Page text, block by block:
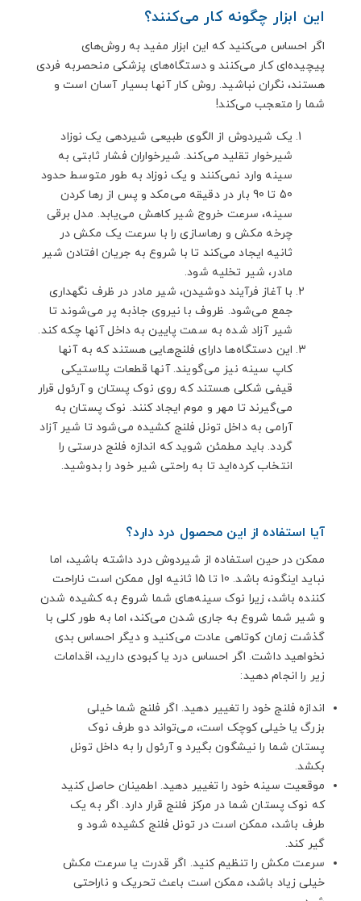
این ابزار چگونه کار می‌کنند؟
اگر احساس می‌کنید که این ابزار مفید به روش‌های
پیچیده‌ای کار می‌کنند و دستگاه‌های پزشکی منحصربه فردی
هستند، نگران نباشید. روش کار آنها بسیار آسان است و
شما را متعجب می‌کند!
یک شیردوش از الگوی طبیعی شیردهی یک نوزاد
شیرخوار تقلید می‌کند. شیرخواران فشار ثابتی به
سینه وارد نمی‌کنند و یک نوزاد به طور متوسط حدود
50 تا 90 بار در دقیقه می‌مکد و پس از رها کردن
سینه، سرعت خروج شیر کاهش می‌یابد. مدل برقی
چرخه مکش و رهاسازی را با سرعت یک مکش در
ثانیه ایجاد می‌کند تا با شروع به جریان افتادن شیر
مادر، شیر تخلیه شود.
با آغاز فرآیند دوشیدن، شیر مادر در ظرف نگهداری
جمع می‌شود. ظروف با نیروی جاذبه پر می‌شوند تا
شیر آزاد شده به سمت پایین به داخل آنها چکه کند.
این دستگاه‌ها دارای فلنج‌هایی هستند که به آنها
کاپ سینه نیز می‌گویند. آنها قطعات پلاستیکی
قیفی شکلی هستند که روی نوک پستان و آرئول قرار
می‌گیرند تا مهر و موم ایجاد کنند. نوک پستان به
آرامی به داخل تونل فلنج کشیده می‌شود تا شیر آزاد
گردد. باید مطمئن شوید که اندازه فلنج درستی را
انتخاب کرده‌اید تا به راحتی شیر خود را بدوشید.
آیا استفاده از این محصول درد دارد؟
ممکن در حین استفاده از شیردوش درد داشته باشید، اما
نباید اینگونه باشد. 10 تا 15 ثانیه اول ممکن است ناراحت
کننده باشد، زیرا نوک سینه‌های شما شروع به کشیده شدن
و شیر شما شروع به جاری شدن می‌کند، اما به طور کلی با
گذشت زمان کوتاهی عادت می‌کنید و دیگر احساس بدی
نخواهید داشت. اگر احساس درد یا کبودی دارید، اقدامات
زیر را انجام دهید:
اندازه فلنج خود را تغییر دهید. اگر فلنج شما خیلی
بزرگ یا خیلی کوچک است، می‌تواند دو طرف نوک
پستان شما را نیشگون بگیرد و آرئول را به داخل تونل
بکشد.
موقعیت سینه خود را تغییر دهید. اطمینان حاصل کنید
که نوک پستان شما در مرکز فلنج قرار دارد. اگر به یک
طرف باشد، ممکن است در تونل فلنج کشیده شود و
گیر کند.
سرعت مکش را تنظیم کنید. اگر قدرت یا سرعت مکش
خیلی زیاد باشد، ممکن است باعث تحریک و ناراحتی